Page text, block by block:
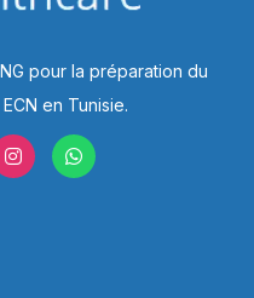
pour la préparation du
en Tunisie.